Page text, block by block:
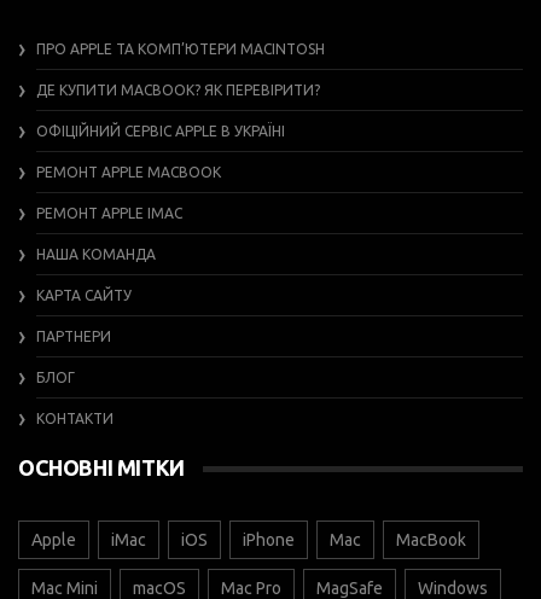
ПРО APPLE ТА КОМП’ЮТЕРИ MACINTOSH
ДЕ КУПИТИ MACBOOK? ЯК ПЕРЕВІРИТИ?
ОФІЦІЙНИЙ СЕРВІС APPLE В УКРАЇНІ
РЕМОНТ APPLE MACBOOK
РЕМОНТ APPLE IMAC
НАША КОМАНДА
КАРТА САЙТУ
ПАРТНЕРИ
БЛОГ
КОНТАКТИ
ОСНОВНІ МІТКИ
Apple iMac iOS iPhone Mac MacBook
Mac Mini macOS Mac Pro MagSafe Windows